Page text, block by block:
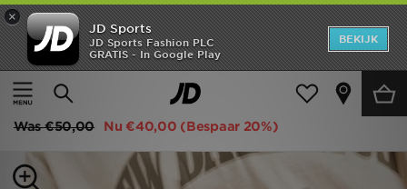
×
JD Sports
JD Sports Fashion PLC
GRATIS - In Google Play
BEKIJK
Thuis
Vrouwen Damesaccessoires Allerhande
Stanley Quencher FlowState 1.18L Tumbler
Was€50,00 Nu €40,00 (Bespaar 20%)
New In
Heren
Kids